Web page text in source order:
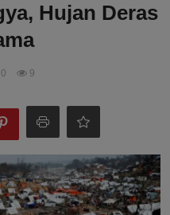
Hujan Deras
0 9